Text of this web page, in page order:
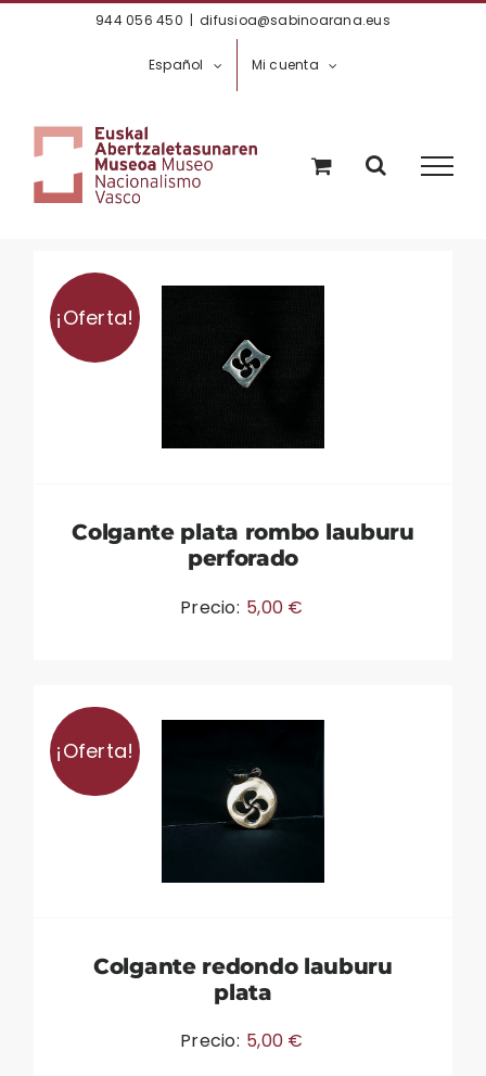
944 056 450 | difusioa@sabinoarana.eus
Español Mi cuenta
¡Oferta!
Colgante plata rombo lauburu
perforado
Precio: 5,00 €
¡Oferta!
Colgante redondo lauburu
plata
Precio: 5,00 €